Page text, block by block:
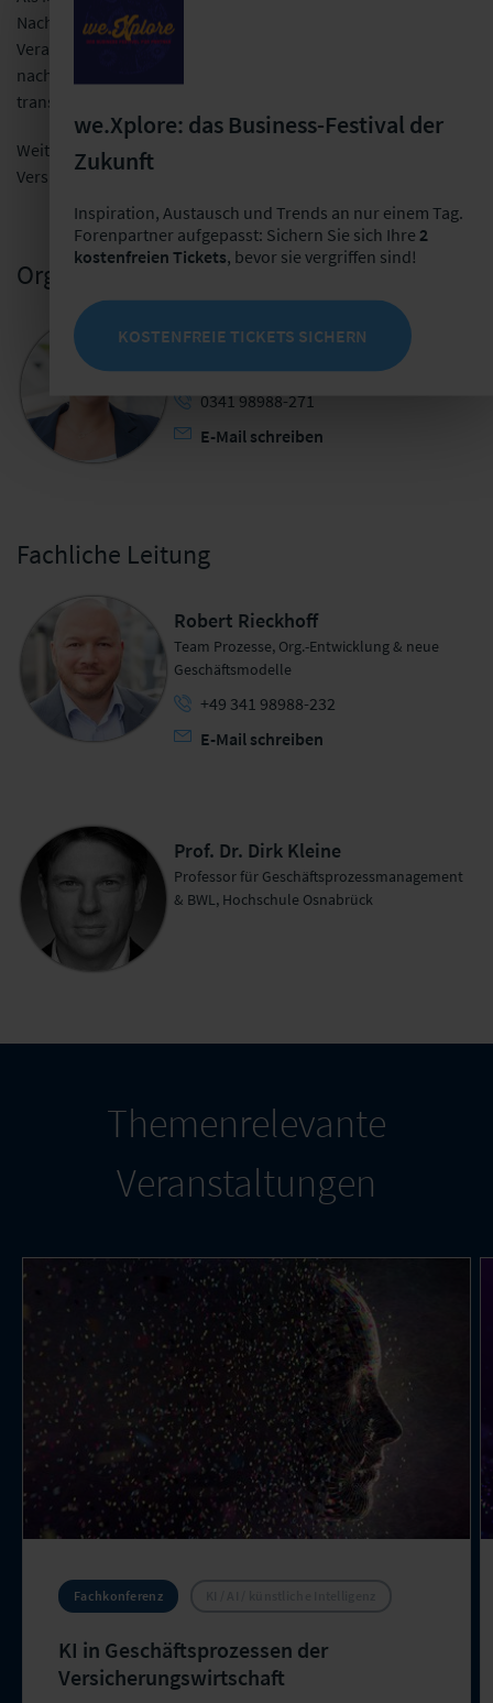
Nachhaltigkeitskodex der deutschsprachigen
Veranstaltungswirtschaft – folgen wir den Leitlinien für
nachhaltige Veranstaltungen und dokumentieren diese
transparent.
Weitere Informationen über die Nachhaltigkeit bei den
Versicherungsforen Leipzig finden Sie
Organisatorische Leitung
Sarah Brunner
Veranstaltungsmanagerin User Groups
0341 98988-271
E-Mail schreiben
Fachliche Leitung
Robert Rieckhoff
Team Prozesse, Org.-Entwicklung & neue
Geschäftsmodelle
+49 341 98988-232
E-Mail schreiben
Prof. Dr. Dirk Kleine
Professor für Geschäftsprozessmanagement
& BWL, Hochschule Osnabrück
Themenrelevante
Veranstaltungen
Fachkonferenz
KI in Geschäftsprozessen der
Versicherungswirtschaft
we.Xplore: das Business-Festival der
Zukunft
Inspiration, Austausch und Trends an nur einem Tag.
Forenpartner aufgepasst: Sichern Sie sich Ihre 2
kostenfreien Tickets, bevor sie vergriffen sind!
KOSTENFREIE TICKETS SICHERN